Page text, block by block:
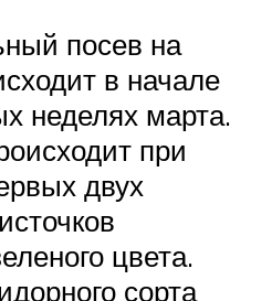
посев на
в начале
неделях марта.
при
двух
цвета.
сорта